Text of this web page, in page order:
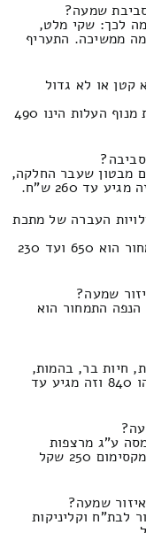
שמעה?
לכך: שקי מלט,
ממשיכה. התעריף
קטן או לא גדול
תעריפי הובלת ארונית תקשורת בלי השכרת מנוף העלות הינו 490
מבטון שעבר החלקה,
העברה של מתכת
יחד עם מנוף והרמה על גבי המרצפות התמחור הוא 650 ועד 230
שמעה?
התמחור הוא
חיות בר, בהמות,
עגלים, חמורים והרשימה ארוכה, המחיר זהו 840 וזה מגיע עד
ע"ג מרצפות
ומשטחים ומארז מהמרצף המחיר זה 620 ומקסימום 250 שקל
שמעה?
לבת"ח וקליניקות